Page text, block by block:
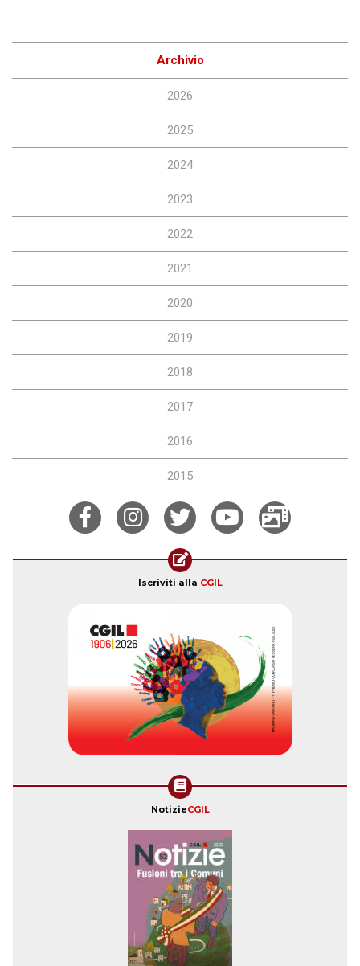
Archivio
2026
2025
2024
2023
2022
2021
2020
2019
2018
2017
2016
2015
Iscriviti alla CGIL
NotizieCGIL